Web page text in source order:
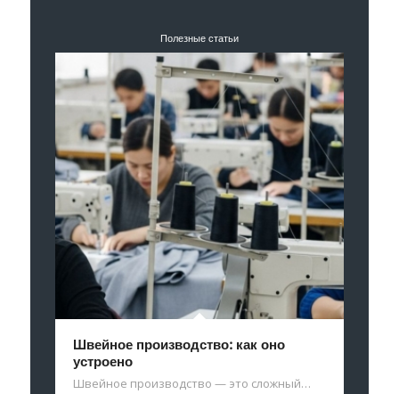
Полезные статьи
Швейное производство: как оно
устроено
Швейное производство — это сложный…